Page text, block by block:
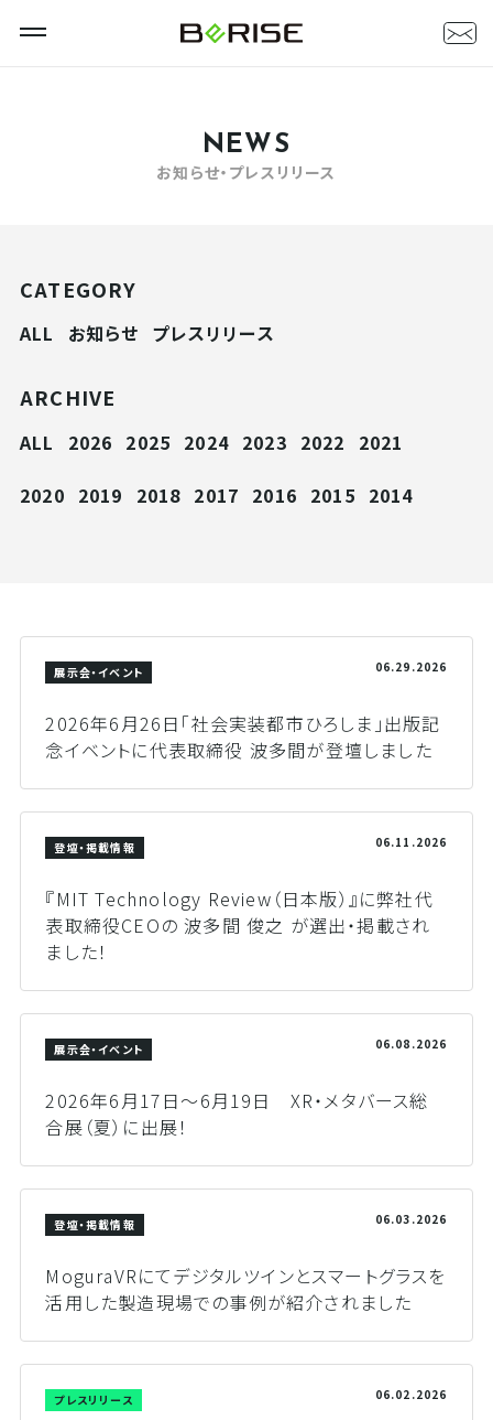
NEWS
お知らせ・プレスリリース
CATEGORY
ALL お知らせ プレスリリース
ARCHIVE
ALL 2026 2025 2024 2023 2022
2021
2020 2019 2018 2017 2016 2015 2014
展示会・イベント 06.29.2026
2026年6月26日「社会実装都市ひろしま」出版記
念イベントに代表取締役 波多間が登壇しました
登壇・掲載情報 06.11.2026
『MIT Technology Review（日本版）』に弊社代
表取締役CEOの 波多間 俊之 が選出・掲載され
ました！
展示会・イベント 06.08.2026
2026年6月17日～6月19日 XR・メタバース総
合展（夏）に出展！
登壇・掲載情報 06.03.2026
MoguraVRにてデジタルツインとスマートグラスを
活用した製造現場での事例が紹介されました
プレスリリース 06.02.2026